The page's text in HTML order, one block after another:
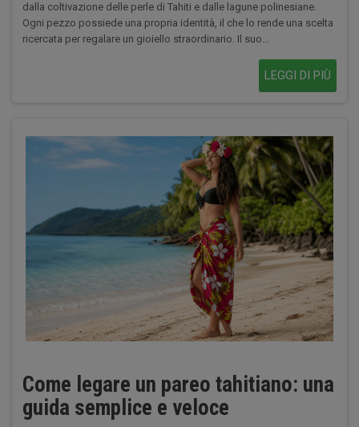
dalla coltivazione delle perle di Tahiti e dalle lagune polinesiane.
Ogni pezzo possiede una propria identità, il che lo rende una scelta
ricercata per regalare un gioiello straordinario. Il suo...
LEGGI DI PIÙ
Come legare un pareo tahitiano: una
guida semplice e veloce